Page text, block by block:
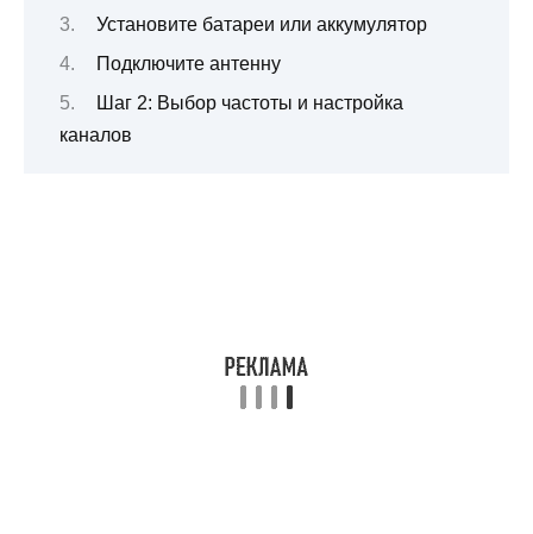
Установите батареи или аккумулятор
Подключите антенну
Шаг 2: Выбор частоты и настройка
каналов